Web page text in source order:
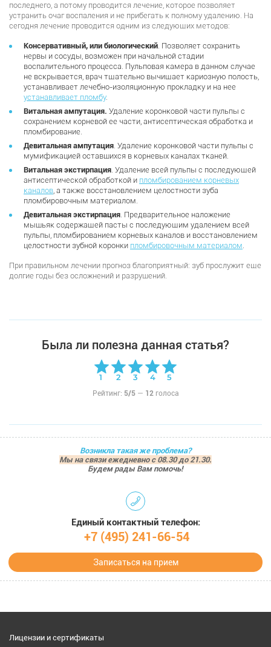
последнего, а потому проводится лечение, которое позволяет
устранить очаг воспаления и не прибегать к полному удалению. На
сегодня лечение проводится одним из следующих методов:
Консервативный, или биологический. Позволяет сохранить
нервы и сосуды, возможен при начальной стадии
воспалительного процесса. Пульповая камера в данном случае
не вскрывается, врач тщательно вычищает кариозную полость,
устанавливает лечебно-изоляционную прокладку и на нее
устанавливает пломбу.
Витальная ампутация. Удаление коронковой части пульпы с
сохранением корневой ее части, антисептическая обработка и
пломбирование.
Девитальная ампутация. Удаление коронковой части пульпы с
мумификацией оставшихся в корневых каналах тканей.
Витальная экстирпация. Удаление всей пульпы с последующей
антисептической обработкой и пломбированием корневых
каналов, а также восстановлением целостности зуба
пломбировочным материалом.
Девитальная экстирпация. Предварительное наложение
мышьяк содержащей пасты с последующим удалением всей
пульпы, пломбированием корневых каналов и восстановлением
целостности зубной коронки пломбировочным материалом.
При правильном лечении прогноз благоприятный: зуб прослужит еще
долгие годы без осложнений и разрушений.
Была ли полезна данная статья?
Рейтинг: 5/5— 12голоса
Возникла такая же проблема?
Мы на связи ежедневно с 08.30 до 21.30.
Будем рады Вам помочь!
Единый контактный телефон:
+7 (495) 241-66-54
Записаться на прием
Лицензии и сертификаты